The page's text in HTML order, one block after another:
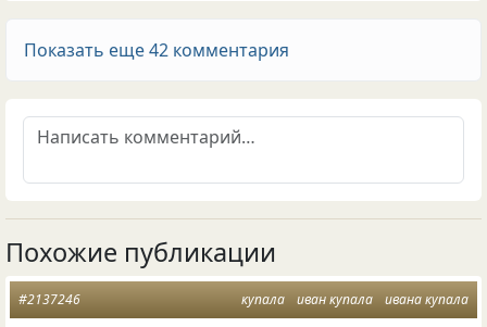
Показать еще 42 комментария
Похожие публикации
купала иван купала ивана купала
#2137246